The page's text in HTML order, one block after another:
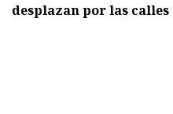
desplazan por las